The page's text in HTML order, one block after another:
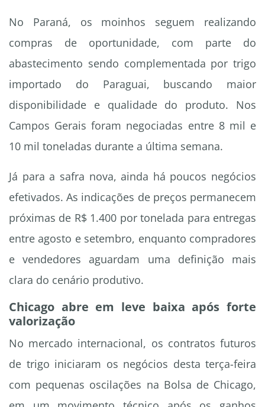
No Paraná, os moinhos seguem realizando
compras de oportunidade, com parte do
abastecimento sendo complementada por trigo
importado do Paraguai, buscando maior
disponibilidade e qualidade do produto. Nos
Campos Gerais foram negociadas entre 8 mil e
10 mil toneladas durante a última semana.
Já para a safra nova, ainda há poucos negócios
efetivados. As indicações de preços permanecem
próximas de R$ 1.400 por tonelada para entregas
entre agosto e setembro, enquanto compradores
e vendedores aguardam uma definição mais
clara do cenário produtivo.
Chicago abre em leve baixa após forte
valorização
No mercado internacional, os contratos futuros
de trigo iniciaram os negócios desta terça-feira
com pequenas oscilações na Bolsa de Chicago,